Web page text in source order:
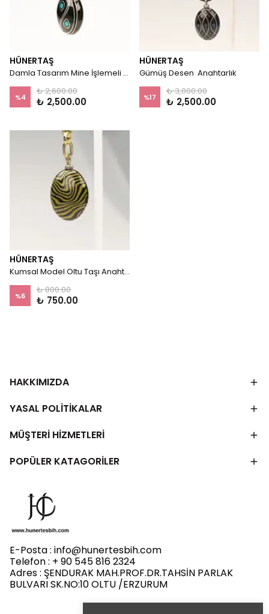
HÜNERTAŞ
Damla Tasarım Mine İşlemeli Oltu Taşı Anahtarlık
%4
₺ 2,600.00
₺ 2,500.00
HÜNERTAŞ
Gümüş Desen Anahtarlık
%17
₺ 3,000.00
₺ 2,500.00
HÜNERTAŞ
Kumsal Model Oltu Taşı Anahtarlık
%6
₺ 800.00
₺ 750.00
HAKKIMIZDA
YASAL POLİTİKALAR
MÜŞTERİ HİZMETLERİ
POPÜLER KATAGORİLER
E-Posta : info@hunertesbih.com
Telefon : + 90 545 816 2324
Adres : ŞENDURAK MAH.PROF.DR.TAHSİN PARLAK
BULVARI SK.NO:10 OLTU /ERZURUM